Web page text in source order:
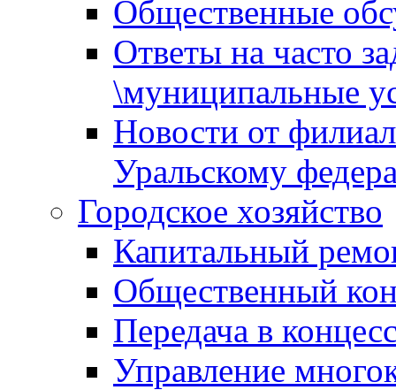
Общественные
Ответы на часто
\муниципальные
Новости от
Уральскому
Городское хозяйство
Капитальный
Общественный
Передача в
Управление